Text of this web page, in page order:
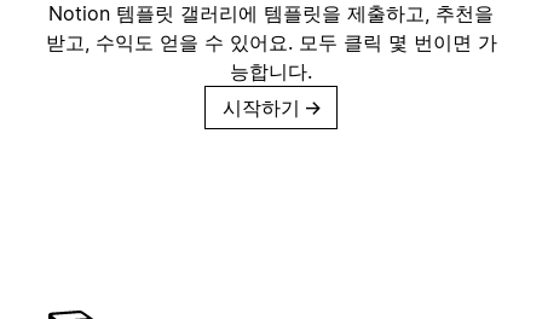
Notion 템플릿 갤러리에 템플릿을 제출하고, 추천을
받고, 수익도 얻을 수 있어요. 모두 클릭 몇 번이면 가
능합니다.
시작하기 →